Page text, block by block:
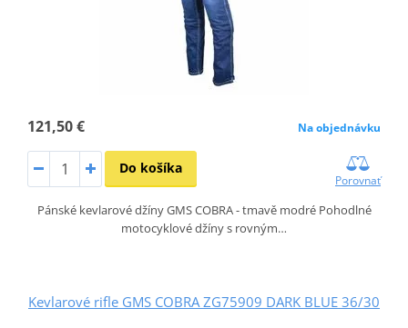
121,50 € Na objednávku
Do košíka
Porovnať
Pánské kevlarové džíny GMS COBRA - tmavě modré Pohodlné
motocyklové džíny s rovným…
Kevlarové rifle GMS COBRA ZG75909 DARK BLUE 36/30